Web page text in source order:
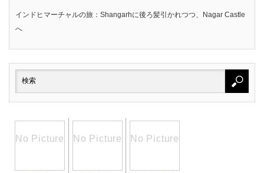
インドヒマーチャルの旅：Shangarhに後ろ髪引かれつつ、Nagar Castle
へ